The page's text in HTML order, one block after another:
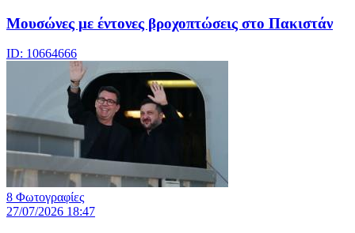
Μουσώνες με έντονες βροχοπτώσεις στο Πακιστάν
ID: 10664666
8 Φωτογραφίες
27/07/2026 18:47